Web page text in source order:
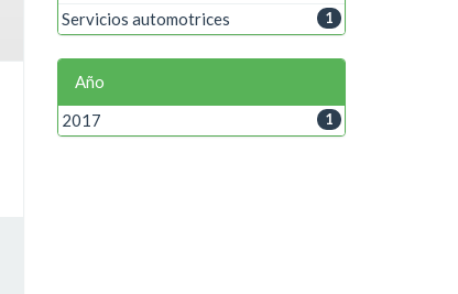
1
Servicios automotrices
Año
1
2017